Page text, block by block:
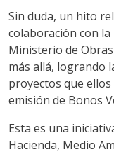
Sin duda, un hito
colaboración con
Ministerio de
más allá, logrando
proyectos que
emisión de Bonos
Esta es una
Hacienda, Medio